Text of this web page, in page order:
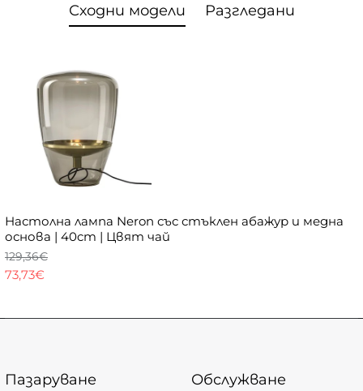
Сходни модели Разгледани
Настолна лампа Neron със стъклен абажур и медна
основа | 40cm | Цвят чай
73,73€
129,36€
Пазаруване Обслужване